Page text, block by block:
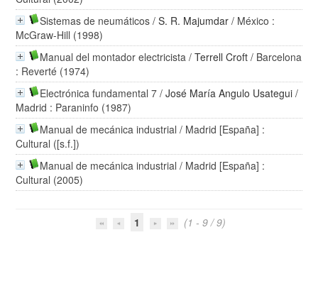
Sistemas de neumáticos /S. R. Majumdar / México :
McGraw-Hill (1998)
Manual del montador electricista /Terrell Croft / Barcelona
: Reverté (1974)
Electrónica fundamental 7 /José María Angulo Usategui /
Madrid : Paraninfo (1987)
Manual de mecánica industrial / Madrid [España] :
Cultural ([s.f.])
Manual de mecánica industrial / Madrid [España] :
Cultural (2005)
1 (1 - 9 / 9)